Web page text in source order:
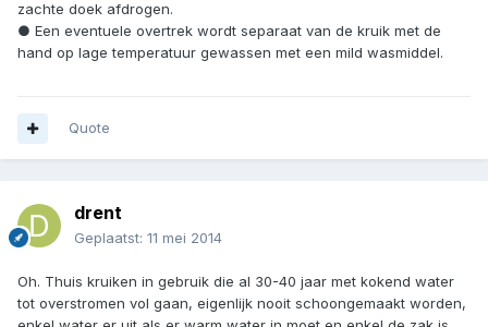
zachte doek afdrogen.
● Een eventuele overtrek wordt separaat van de kruik met de
hand op lage temperatuur gewassen met een mild wasmiddel.
Quote
drent
Geplaatst: 11 mei 2014
Oh. Thuis kruiken in gebruik die al 30-40 jaar met kokend water
tot overstromen vol gaan, eigenlijk nooit schoongemaakt worden,